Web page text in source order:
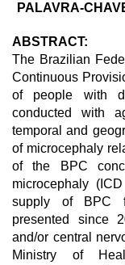
PALAVRA-
ABSTRACT:
The Brazilian
Continuous
of people with
conducted with
temporal and
of microcephaly
of the BPC
microcephaly
supply of BPC
presented since
and/or central
Ministry of